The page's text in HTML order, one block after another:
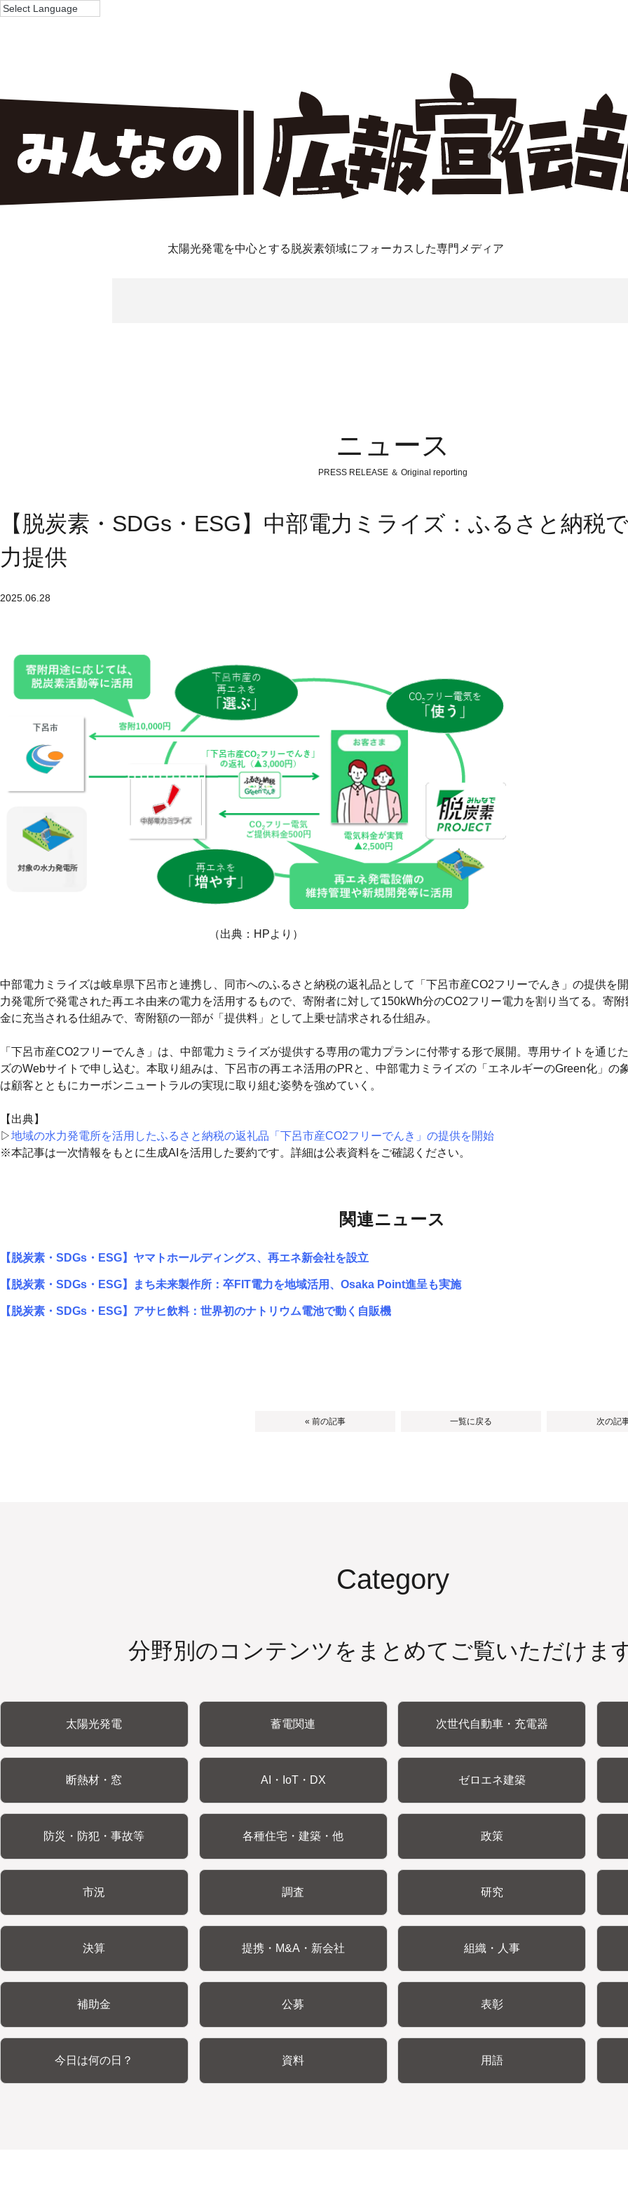
太陽光発電を中心とする脱炭素領域にフォーカスした専門メディア
ニュース
PRESS RELEASE ＆ Original reporting
【脱炭素・SDGs・ESG】中部電力ミライズ：ふるさと納税
力提供
2025.06.28
（出典：HPより）
中部電力ミライズは岐阜県下呂市と連携し、同市へのふるさと納税の返礼品として「下呂市産CO2フリーでんき」の提供を
力発電所で発電された再エネ由来の電力を活用するもので、寄附者に対して150kWh分のCO2フリー電力を割り当てる。寄
金に充当される仕組みで、寄附額の一部が「提供料」として上乗せ請求される仕組み。
「下呂市産CO2フリーでんき」は、中部電力ミライズが提供する専用の電力プランに付帯する形で展開。専用サイトを通じ
ズのWebサイトで申し込む。本取り組みは、下呂市の再エネ活用のPRと、中部電力ミライズの「エネルギーのGreen化」の
は顧客とともにカーボンニュートラルの実現に取り組む姿勢を強めていく。
【出典】
▷地域の水力発電所を活用したふるさと納税の返礼品「下呂市産CO2フリーでんき」の提供を開始
※本記事は一次情報をもとに生成AIを活用した要約です。詳細は公表資料をご確認ください。
関連ニュース
【脱炭素・SDGs・ESG】ヤマトホールディングス、再エネ新会社を設立
【脱炭素・SDGs・ESG】まち未来製作所：卒FIT電力を地域活用、Osaka Point進呈も実施
【脱炭素・SDGs・ESG】アサヒ飲料：世界初のナトリウム電池で動く自販機
« 前の記事 一覧に戻る 次の記
Category
分野別のコンテンツをまとめてご覧いただけま
太陽光発電 蓄電関連 次世代自動車・充電器
断熱材・窓 AI・IoT・DX ゼロエネ建築
防災・防犯・事故等 各種住宅・建築・他 政策
市況 調査 研究
決算 提携・M&A・新会社 組織・人事
補助金 公募 表彰
今日は何の日？ 資料 用語